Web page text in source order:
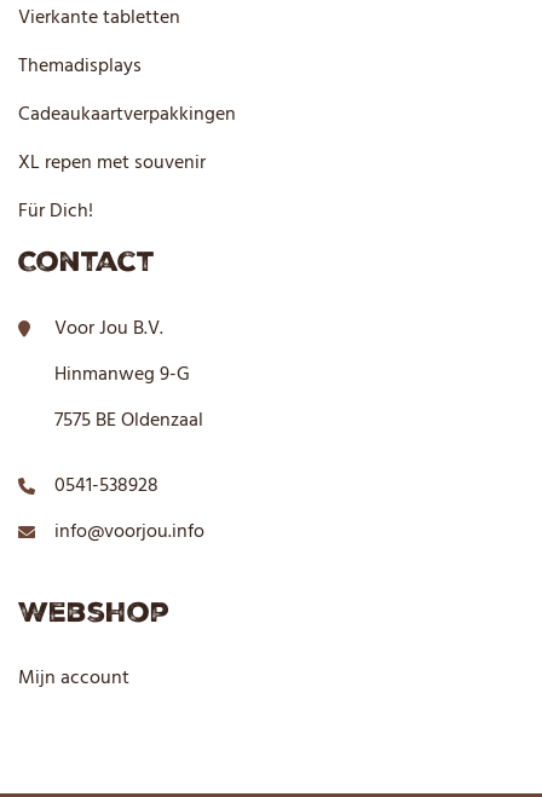
Vierkante tabletten
Themadisplays
Cadeaukaartverpakkingen
XL repen met souvenir
Für Dich!
Contact
Voor Jou B.V.
Hinmanweg 9-G
7575 BE Oldenzaal
0541-538928
info@voorjou.info
Webshop
Mijn account